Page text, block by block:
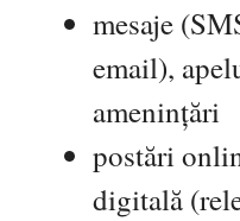
mesaje
email),
amenințări
postări
digitală